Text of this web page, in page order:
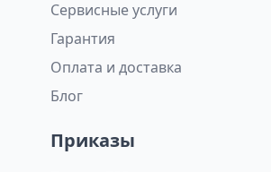
Сервисные услуги
Гарантия
Оплата и доставка
Блог
Приказы